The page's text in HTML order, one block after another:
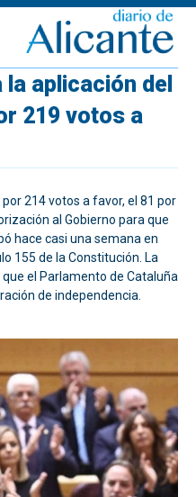
la aplicación del
219 votos a
214 votos a favor, el 81 por
al Gobierno para que
hace casi una semana en
155 de la Constitución. La
el Parlamento de Cataluña
de independencia.